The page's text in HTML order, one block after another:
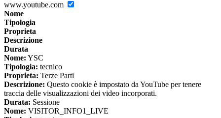
www.youtube.com
Nome
Tipologia
Proprieta
Descrizione
Durata
Nome: YSC
Tipologia: tecnico
Proprieta: Terze Parti
Descrizione: Questo cookie è impostato da YouTube per tenere
traccia delle visualizzazioni dei video incorporati.
Durata: Sessione
Nome: VISITOR_INFO1_LIVE